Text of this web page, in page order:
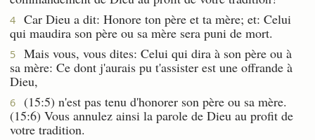
4
Car Dieu a dit: Honore ton père et ta mère; et: Celui
qui maudira son père ou sa mère sera puni de mort.
5
Mais vous, vous dites: Celui qui dira à son père ou à
sa mère: Ce dont j'aurais pu t'assister est une offrande à
Dieu,
6
(15:5) n'est pas tenu d'honorer son père ou sa mère.
(15:6) Vous annulez ainsi la parole de Dieu au profit de
votre tradition.